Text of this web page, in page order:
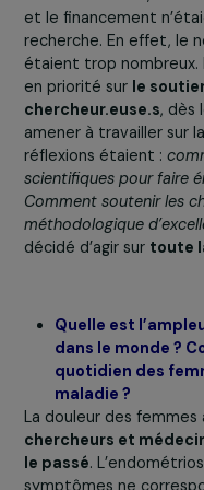
comme les sage-
mais aussi les
Les institutionssont
nationale déjà en
ENDOmind,
agir efficacement.
l’endométriose au
qu’il soit aussi brisé
en intervenant
recherche. En
étaient trop
en priorité surle
chercheur.euse.s
amener à travailler
réflexions étaient :
scientifiques pour